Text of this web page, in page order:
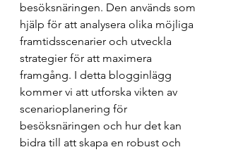
besöksnäringen. Den används som
hjälp för att analysera olika möjliga
framtidsscenarier och utveckla
strategier för att maximera
framgång. I detta blogginlägg
kommer vi att utforska vikten av
scenarioplanering för
besöksnäringen och hur det kan
bidra till att skapa en robust och